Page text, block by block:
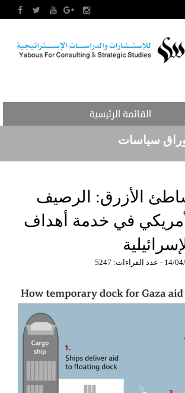
القائمة الرئيسية
سياسات
الأزرق: الرصيف
في خدمة أهداف